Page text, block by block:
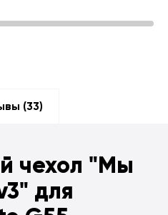
(33)
чехол "Мы
для